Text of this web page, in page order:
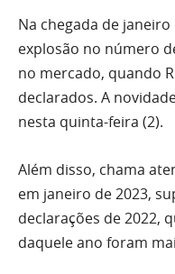
Na chegada de
explosão no número
no mercado, quando
declarados. A
nesta quinta-feira (2).
Além disso, chama
em janeiro de 2023,
declarações de 2022,
daquele ano foram